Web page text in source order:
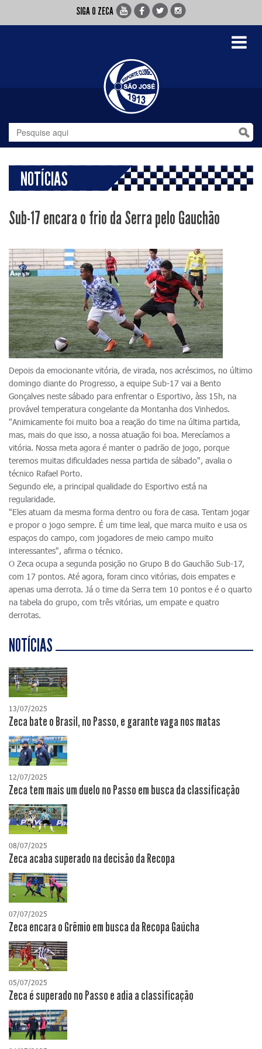
SIGA O ZECA
Toggle
NOTÍCIAS
Sub-17 encara o frio da Serra pelo Gauchão
Depois da emocionante vitória, de virada, nos acréscimos, no último
domingo diante do Progresso, a equipe Sub-17 vai a Bento
Gonçalves neste sábado para enfrentar o Esportivo, àss 15h, na
provável temperatura congelante da Montanha dos Vinhedos.
"Animicamente foi muito boa a reação do time na última partida,
mas, mais do que isso, a nossa atuação foi boa. Merecíamos a
vitória. Nossa meta agora é manter o padrão de jogo, porque
teremos muitas dificuldades nessa partida de sábado", avalia o
técnico Rafael Porto.
Segundo ele, a principal qualidade do Esportivo está na
regularidade.
"Eles atuam da mesma forma dentro ou fora de casa. Tentam jogar
e propor o jogo sempre. É um time leal, que marca muito e usa os
espaços do campo, com jogadores de meio campo muito
interessantes", afirma o técnico.
O Zeca ocupa a segunda posição no Grupo B do Gauchão Sub-17,
com 17 pontos. Até agora, foram cinco vitórias, dois empates e
apenas uma derrota. Já o time da Serra tem 10 pontos e é o quarto
na tabela do grupo, com três vitórias, um empate e quatro
derrotas.
NOTÍCIAS
13/07/2025
Zeca bate o Brasil, no Passo, e garante vaga nos matas
12/07/2025
Zeca tem mais um duelo no Passo em busca da classificação
08/07/2025
Zeca acaba superado na decisão da Recopa
07/07/2025
Zeca encara o Grêmio em busca da Recopa Gaúcha
05/07/2025
Zeca é superado no Passo e adia a classificação